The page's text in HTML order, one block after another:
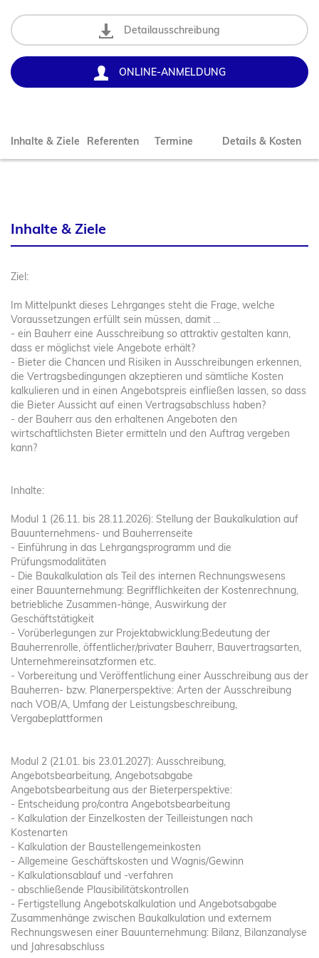
Online-Schulung / Web-Seminare
Bachelor Baustellenmanagement
Bauleiter*in / Bauabrechner*in
Master Baurecht LL.M.
Zielgruppe
Facharbeiter*in
Detailausschreibung
ONLINE-ANMELDUNG
Inhalte & Ziele Referenten Termine Details & Kosten
Inhalte & Ziele
Ziel:
Im Mittelpunkt dieses Lehrganges steht die Frage, welche
Voraussetzungen erfüllt sein müssen, damit …
- ein Bauherr eine Ausschreibung so attraktiv gestalten kann,
dass er möglichst viele Angebote erhält?
- Bieter die Chancen und Risiken in Ausschreibungen erkennen,
die Vertragsbedingungen akzeptieren und sämtliche Kosten
kalkulieren und in einen Angebotspreis einfließen lassen, so dass
die Bieter Aussicht auf einen Vertragsabschluss haben?
- der Bauherr aus den erhaltenen Angeboten den
wirtschaftlichsten Bieter ermitteln und den Auftrag vergeben
kann?
Inhalte:
Modul 1 (26.11. bis 28.11.2026): Stellung der Baukalkulation auf
Bauunternehmens- und Bauherrenseite
- Einführung in das Lehrgangsprogramm und die
Prüfungsmodalitäten
- Die Baukalkulation als Teil des internen Rechnungswesens
einer Bauunternehmung: Begrifflichkeiten der Kostenrechnung,
betriebliche Zusammen-hänge, Auswirkung der
Geschäftstätigkeit
- Vorüberlegungen zur Projektabwicklung:Bedeutung der
Bauherrenrolle, öffentlicher/privater Bauherr, Bauvertragsarten,
Unternehmereinsatzformen etc.
- Vorbereitung und Veröffentlichung einer Ausschreibung aus der
Bauherren- bzw. Planerperspektive: Arten der Ausschreibung
nach VOB/A, Umfang der Leistungsbeschreibung,
Vergabeplattformen
Modul 2 (21.01. bis 23.01.2027): Ausschreibung,
Angebotsbearbeitung, Angebotsabgabe
Angebotsbearbeitung aus der Bieterperspektive:
- Entscheidung pro/contra Angebotsbearbeitung
- Kalkulation der Einzelkosten der Teilleistungen nach
Kostenarten
- Kalkulation der Baustellengemeinkosten
- Allgemeine Geschäftskosten und Wagnis/Gewinn
- Kalkulationsablauf und -verfahren
- abschließende Plausibilitätskontrollen
- Fertigstellung Angebotskalkulation und Angebotsabgabe
Zusammenhänge zwischen Baukalkulation und externem
Rechnungswesen einer Bauunternehmung: Bilanz, Bilanzanalyse
und Jahresabschluss